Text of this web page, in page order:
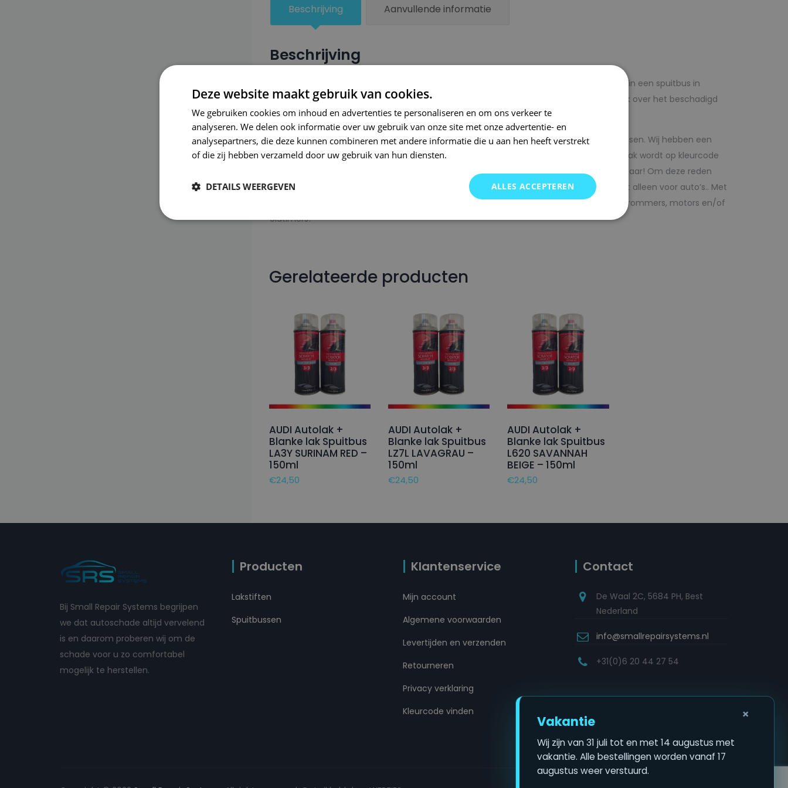
Beschrijving Aanvullende informatie
Beschrijving
Een groter beschadigd oppervlak van je auto behandel je nu zelf voordelig met autolak in een spuitbus in
combinatie met blanke lak van Small Repair Systems. U dient op voorhand de blanke lak over het beschadigd
oppervlak te spuiten zodat de kleurlak beter hecht.
Bij SRS bent u aan het juiste adres wanneer het gaat om hoge kwaliteit autolak spuitbussen. Wij hebben een
gigantisch assortiment met oneindig veel kleurencombinaties in ons arsenaal. De autolak wordt op kleurcode
of kleurnaam gemaakt en is afgevuld met professionele verf. Direct uit voorraad leverbaar! Om deze reden
garanderen wij dat u altijd de gewenste kleur voor uw auto bij SRS kunt vinden. Maar niet alleen voor auto’s.. Met
onze A-kwaliteit spuitbussen kunt u bij ons ook terecht voor bedrijfswagens, scooters, brommers, motors en/of
oldtimers!
Gerelateerde producten
AUDI Autolak +
Blanke lak Spuitbus
LA3Y SURINAM RED –
150ml
€24,50
AUDI Autolak +
Blanke lak Spuitbus
LZ7L LAVAGRAU –
150ml
€24,50
AUDI Autolak +
Blanke lak Spuitbus
L620 SAVANNAH
BEIGE – 150ml
€24,50
Bij Small Repair Systems begrijpen
we dat autoschade altijd vervelend
is en daarom proberen wij om de
schade voor u zo comfortabel
mogelijk te herstellen.
Producten
Lakstiften
Spuitbussen
Klantenservice
Mijn account
Algemene voorwaarden
Levertijden en verzenden
Retourneren
Privacy verklaring
Kleurcode vinden
Contact
De Waal 2C, 5684 PH, Best
Nederland
info@smallrepairsystems.nl
+31(0)6 20 44 27 54
×
Vakantie
Wij zijn van 31 juli tot en met 14 augustus met
vakantie. Alle bestellingen worden vanaf 17
augustus weer verstuurd.
Deze website maakt gebruik van cookies.
We gebruiken cookies om inhoud en advertenties te personaliseren en om ons verkeer te
analyseren. We delen ook informatie over uw gebruik van onze site met onze advertentie- en
analysepartners, die deze kunnen combineren met andere informatie die u aan hen heeft verstrekt
of die zij hebben verzameld door uw gebruik van hun diensten.
ALLES ACCEPTEREN
DETAILS WEERGEVEN